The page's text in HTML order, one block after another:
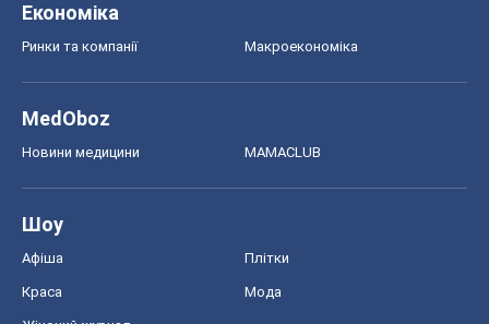
Економіка
Ринки та компанії Макроекономіка
MedOboz
Новини медицини MAMACLUB
Шоу
Афіша Плітки
Краса Мода